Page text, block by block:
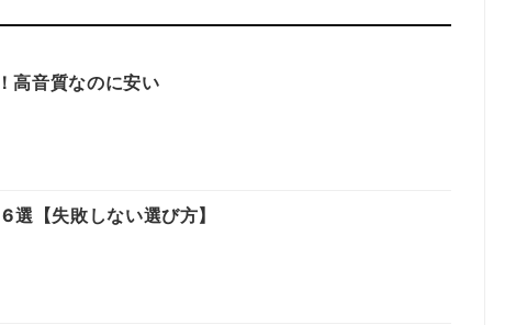
高音質なのに安い
【失敗しない選び方】